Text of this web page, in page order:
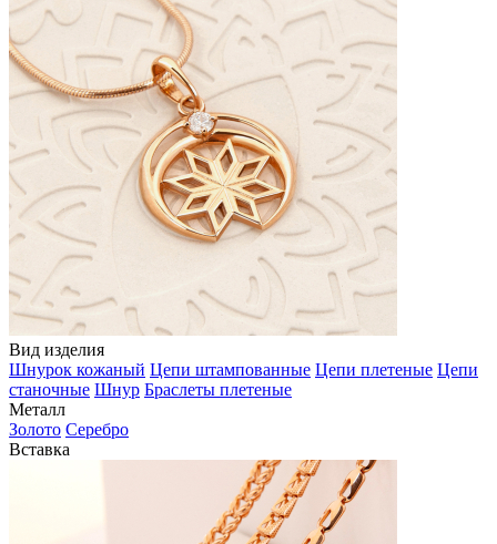
Вид изделия
Шнурок кожаный Цепи штампованные Цепи плетеные Цепи
станочные Шнур Браслеты плетеные
Металл
Золото Серебро
Вставка